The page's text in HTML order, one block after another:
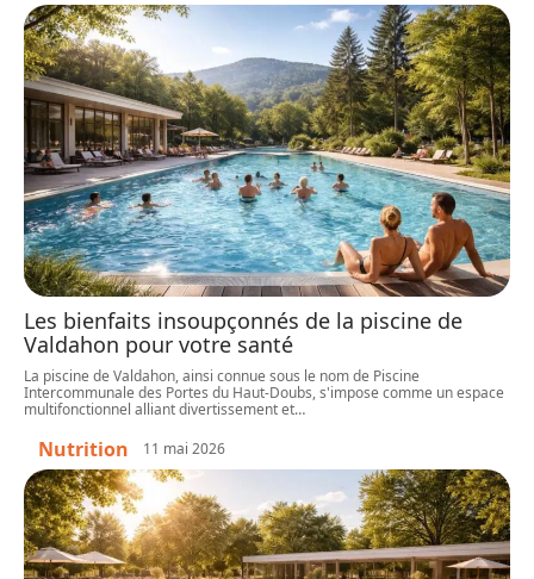
Les bienfaits insoupçonnés de la piscine de
Valdahon pour votre santé
La piscine de Valdahon, ainsi connue sous le nom de Piscine
Intercommunale des Portes du Haut-Doubs, s'impose comme un espace
multifonctionnel alliant divertissement et…
Nutrition 11 mai 2026